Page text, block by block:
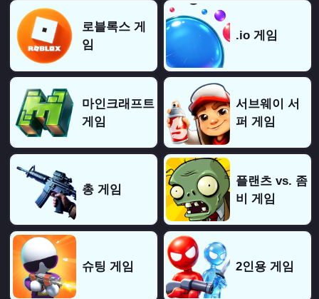
로블록스 게
임
.io 게임
마인크래프트
게임
서브웨이 서
퍼 게임
총 게임
플랜츠 vs. 좀
비 게임
슈팅 게임 2인용 게임